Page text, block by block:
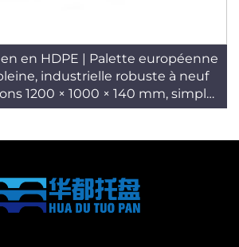
en HDPE | Palette européenne
industrielle robuste à neuf
1200 × 1000 × 140 mm, simple
4 directions, norme T25